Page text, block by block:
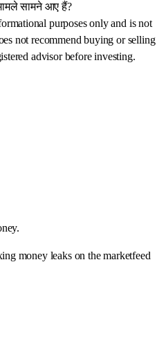
सामने आए हैं?
purposes only and is not
not recommend buying or selling
advisor before investing.
money leaks on the marketfeed